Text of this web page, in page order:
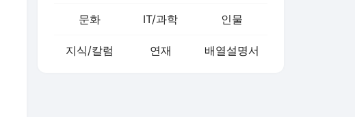
문화 IT/과학 인물
지식/칼럼 연재 배열설명서